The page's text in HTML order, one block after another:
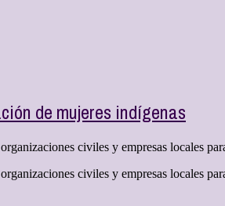
de mujeres indígenas
civiles y empresas locales
civiles y empresas locales